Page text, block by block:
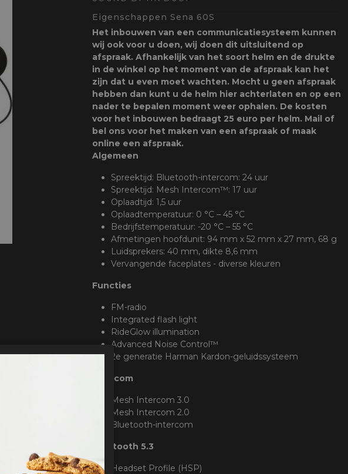
Sloten
TelefoonEigenschappen Sena 60S
Het inbouwen van een communicatiesysteem kunnen
wij ook voor u doen, wij doen dit uitsluitend op
afspraak. Afhankelijk van het soort helm en de drukte
in de winkel op het moment van de afspraak kan het
zijn dat u even moet wachten. Mocht u geen afspraak
hebben dan kunt u de helm hier achterlaten en op een
nader te bepalen moment weer ophalen. De kosten
voor het inbouwen bedraagt 25 euro per helm. Mail of
bel ons voor het maken van een afspraak of maak
online een afspraak.
Algemeen
Spreektijd: Bluetooth-intercom: 24 uur
Spreektijd: Mesh Intercom™: 17 uur
Oplaadtijd: 1,5 uur
Oplaadtemperatuur: 0 °C – 45 °C
Bedrijfstemperatuur: -20 °C – 55 °C
Afmetingen hoofdunit: 94 mm x 52 mm x 27 mm, 68 g
Luidsprekers: 40 mm, dikte 8,6 mm
Vervangende faceplates - diverse kleuren
Functies
FM-radio
Integrated flash light
RideGlow illumination
Advanced Noise Control™
2e generatie Harman Kardon-geluidssysteem
Intercom
Mesh Intercom 3.0
Mesh Intercom 2.0
Bluetooth-intercom
Bluetooth 5.3
Headset Profile (HSP)